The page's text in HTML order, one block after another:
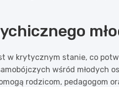
w krytycznym stanie, co
wśród młodych
rodzicom, pedagogom